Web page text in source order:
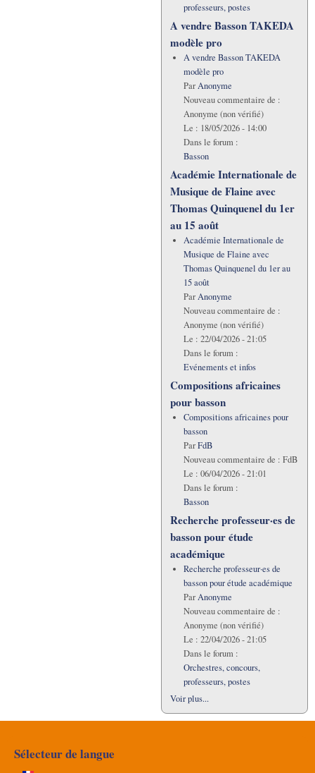
professeurs, postes
A vendre Basson TAKEDA
modèle pro
A vendre Basson TAKEDA
modèle pro
ParAnonyme
Nouveau commentaire de :
Anonyme (non vérifié)
Le : 18/05/2026 - 14:00
Dans le forum :
Basson
Académie Internationale de
Musique de Flaine avec
Thomas Quinquenel du 1er
au 15 août
Académie Internationale de
Musique de Flaine avec
Thomas Quinquenel du 1er au
15 août
ParAnonyme
Nouveau commentaire de :
Anonyme (non vérifié)
Le : 22/04/2026 - 21:05
Dans le forum :
Evénements et infos
Compositions africaines
pour basson
Compositions africaines pour
basson
ParFdB
Nouveau commentaire de : FdB
Le : 06/04/2026 - 21:01
Dans le forum :
Basson
Recherche professeur·es de
basson pour étude
académique
Recherche professeur·es de
basson pour étude académique
ParAnonyme
Nouveau commentaire de :
Anonyme (non vérifié)
Le : 22/04/2026 - 21:05
Dans le forum :
Orchestres, concours,
professeurs, postes
Voir plus...
Sélecteur de langue